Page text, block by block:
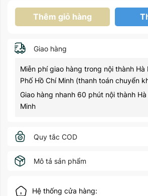
Thêm giỏ hàng
Giao hàng
Miễn phí giao hàng trong nội thành Hà
Phố Hồ Chí Minh (thanh toán chuyển
Giao hàng nhanh 60 phút nội thành Hà
Minh
Quy tắc COD
Mô tả sản phẩm
Hệ thống cửa hàng: